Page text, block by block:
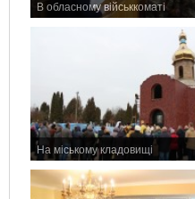
В обласному військкоматі
На міському кладовищі